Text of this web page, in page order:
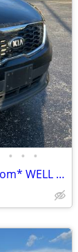
• • •
2019 Kia Sorento LX V6 Auto*autoworldil.com* WELL MAINTAINED/LOW MILES